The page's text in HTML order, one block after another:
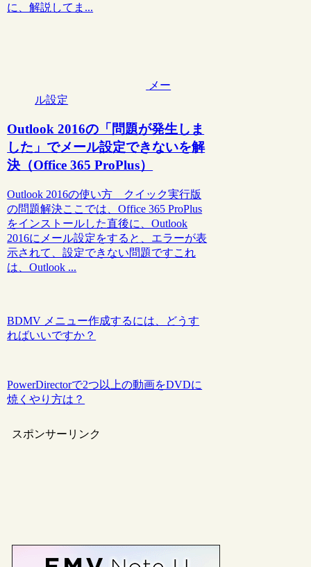
に、解説してま...
メー
ル設定
Outlook 2016の「問題が発生しま
した」でメール設定できないを解
決（Office 365 ProPlus）
Outlook 2016の使い方 クイック実行版
の問題解決ここでは、Office 365 ProPlus
をインストールした直後に、Outlook
2016にメール設定をすると、エラーが表
示されて、設定できない問題ですこれ
は、Outlook ...
BDMV メニュー作成するには、どうす
ればいいですか？
PowerDirectorで2つ以上の動画をDVDに
焼くやり方は？
スポンサーリンク